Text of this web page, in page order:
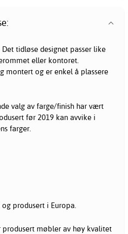
Det tidløse designet passer like
eller kontoret.
montert og er enkel å plassere
valg av farge/finish har vært
før 2019 kan avvike i
farger.
produsert i Europa.
produsert møbler av høy kvalitet